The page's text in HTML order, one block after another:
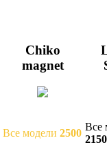
Chiko
magnet
Все модели 2500
Все
2150